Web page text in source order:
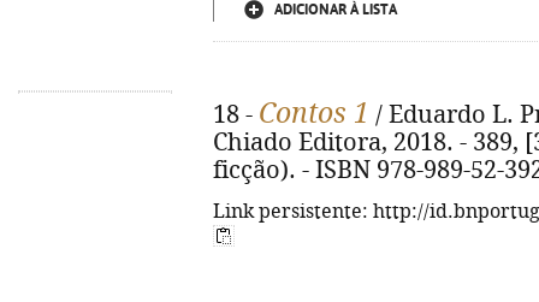
ADICIONAR À LISTA
18 - Contos 1 / Eduardo L.
Chiado Editora, 2018. - 389,
ficção). - ISBN 978-989-52-
Link persistente: http://